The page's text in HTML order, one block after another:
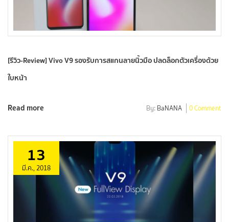
[รีวิว-Review] Vivo V9 รองรับการสแกนลายนิ้วมือ ปลดล็อกตัวเครื่องด้วย
ใบหน้า
Read more By: BaNANA 0 Comment
13
มี.ค., 2018